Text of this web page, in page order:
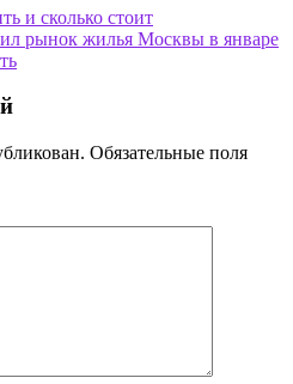
и сколько стоит
рынок жилья Москвы в январе
Обязательные поля